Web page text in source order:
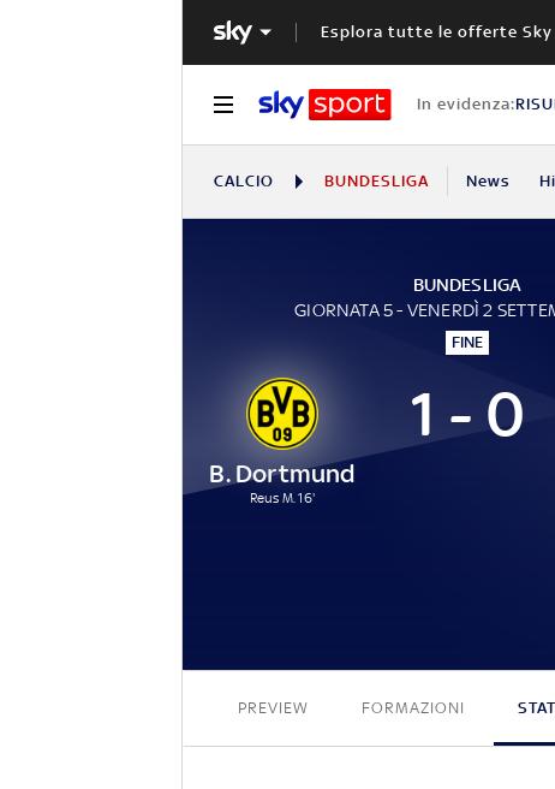
Esplora tutte le offerte Sky
In evidenza:
CALCIO BUNDESLIGA News
BUNDESLIGA
GIORNATA 5 - VENERDÌ 2
FINE
B. Dortmund
Reus M. 16'
1 - 0
PREVIEW FORMAZIONI